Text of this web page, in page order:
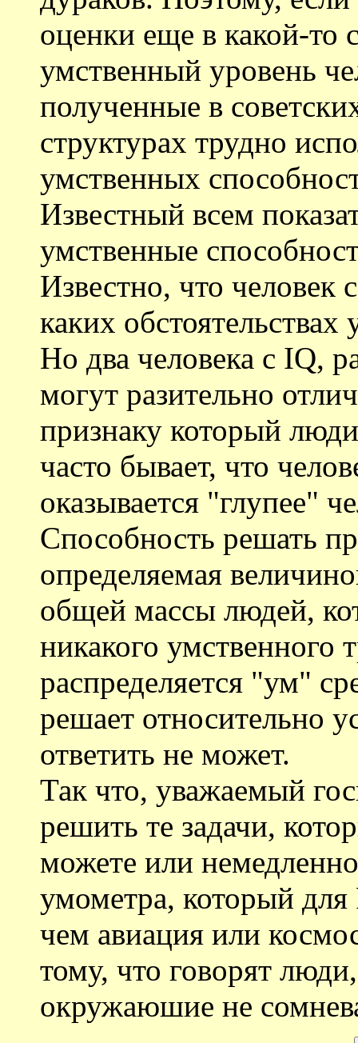
оценки еще в какой-то
умственный уровень
полученные в
структурах трудно
умственных
Известный всем
умственные
Известно, что человек
каких
Но два человека с IQ,
могут разительно
признаку который
часто бывает, что
оказывается "глупее"
Способность решать
определяемая
общей массы людей,
никакого умственного
распределяется "ум"
решает относительно
ответить не может.
Так что, уважаемый
решить те задачи,
можете или
умометра, который
чем авиация или
тому, что говорят
окружаюшие не